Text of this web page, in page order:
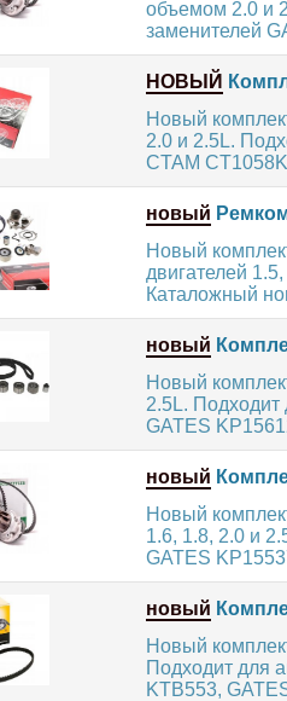
объемом 2.0 и
заменителей
НОВЫЙ
Новый
2.0 и 2.5L.
CTAM
новый
Новый
двигателей
Каталожный
новый
Новый
2.5L.
GATES
новый
Новый
1.6, 1.8, 2.0 и
GATES
новый
Новый
Подходит для
KTB553,